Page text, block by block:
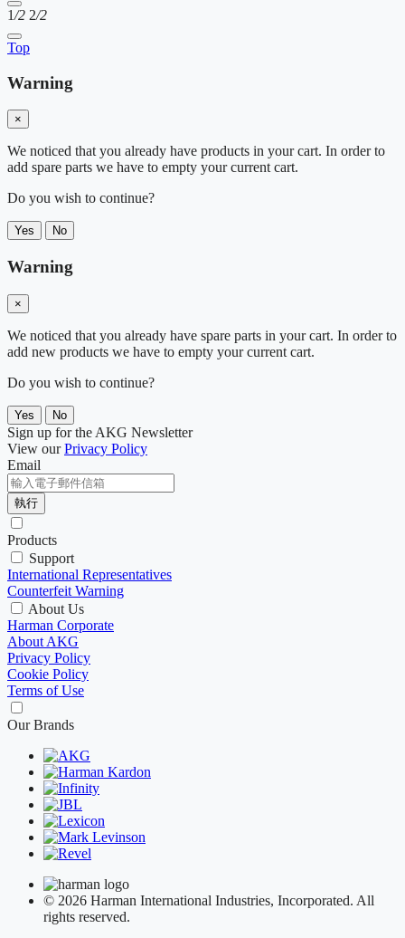
1/2 2/2
Top
Warning
×
We noticed that you already have products in your cart. In order to
add spare parts we have to empty your current cart.
Do you wish to continue?
Yes No
Warning
×
We noticed that you already have spare parts in your cart. In order to
add new products we have to empty your current cart.
Do you wish to continue?
Yes No
Sign up for the AKG Newsletter
View ourPrivacy Policy
Email
執行
Products
Support
International Representatives
Counterfeit Warning
About Us
Harman Corporate
About AKG
Privacy Policy
Cookie Policy
Terms of Use
Our Brands
© 2026 Harman International Industries, Incorporated. All
rights reserved.